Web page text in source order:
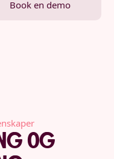
Book en demo
og